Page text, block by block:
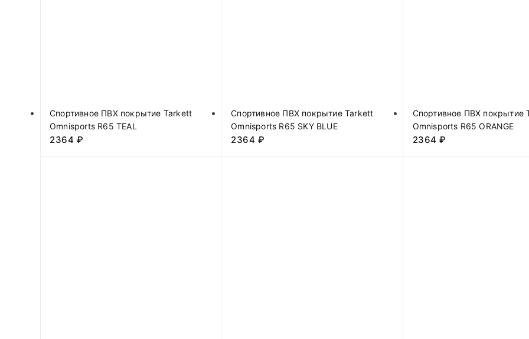
Спортивное ПВХ покрытие Tarkett
Omnisports R65 TEAL
2364 ₽
Спортивное ПВХ покрытие Tarkett
Omnisports R65 SKY BLUE
2364 ₽
Спортивное ПВХ покрытие
Omnisports R65 ORANGE
2364 ₽